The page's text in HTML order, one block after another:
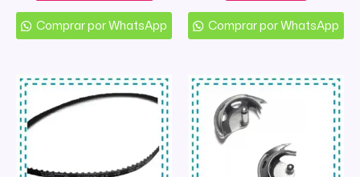
Comprar por WhatsApp Comprar por WhatsApp